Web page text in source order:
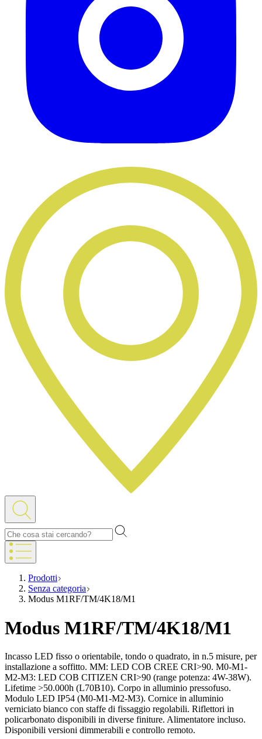
Prodotti
Senza categoria
Modus M1RF/TM/4K18/M1
Modus M1RF/TM/4K18/M1
Incasso LED fisso o orientabile, tondo o quadrato, in n.5 misure, per
installazione a soffitto. MM: LED COB CREE CRI>90. M0-M1-
M2-M3: LED COB CITIZEN CRI>90 (range potenza: 4W-38W).
Lifetime >50.000h (L70B10). Corpo in alluminio pressofuso.
Modulo LED IP54 (M0-M1-M2-M3). Cornice in alluminio
verniciato bianco con staffe di fissaggio regolabili. Riflettori in
policarbonato disponibili in diverse finiture. Alimentatore incluso.
Disponibili versioni dimmerabili e controllo remoto.